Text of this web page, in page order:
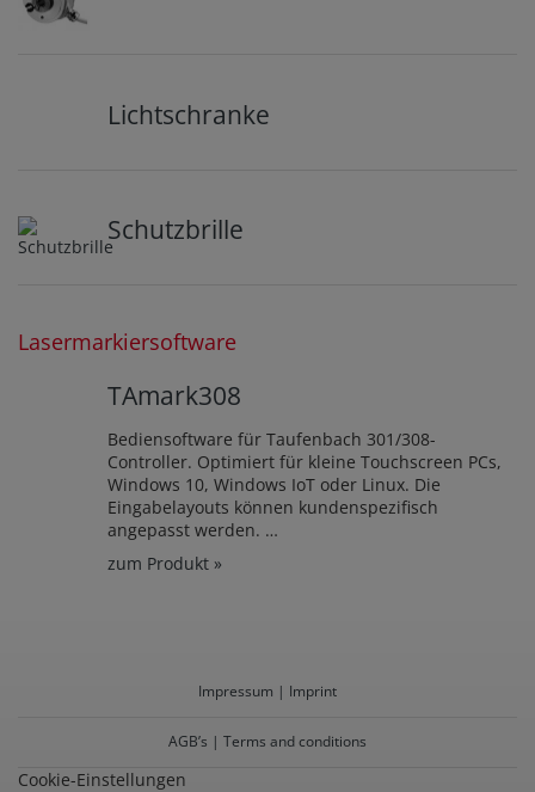
Lichtschranke
Schutzbrille
Lasermarkiersoftware
TAmark308
Bediensoftware für Taufenbach 301/308-
Controller. Optimiert für kleine Touchscreen PCs,
Windows 10, Windows IoT oder Linux. Die
Eingabelayouts können kundenspezifisch
angepasst werden. …
zum Produkt »
Impressum | Imprint
AGB’s | Terms and conditions
Cookie-Einstellungen